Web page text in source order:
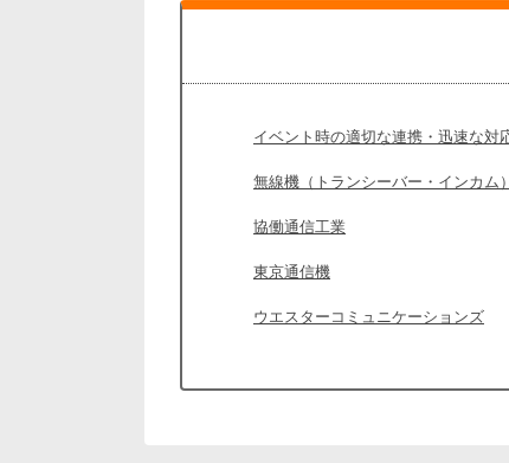
イベント時の適切な連携・迅速な対
無線機（トランシーバー・インカム
協働通信工業
東京通信機
ウエスターコミュニケーションズ